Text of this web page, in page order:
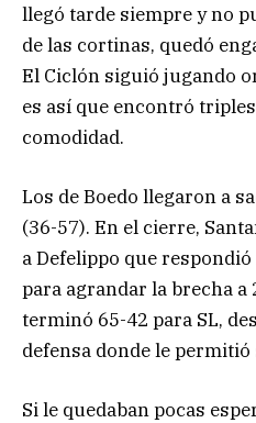
llegó tarde siempre y no
de las cortinas, quedó
El Ciclón siguió jugando
es así que encontró
comodidad.
Los de Boedo llegaron a
(36-57). En el cierre,
a Defelippo que
para agrandar la brecha a
terminó 65-42 para SL,
defensa donde le
Si le quedaban pocas